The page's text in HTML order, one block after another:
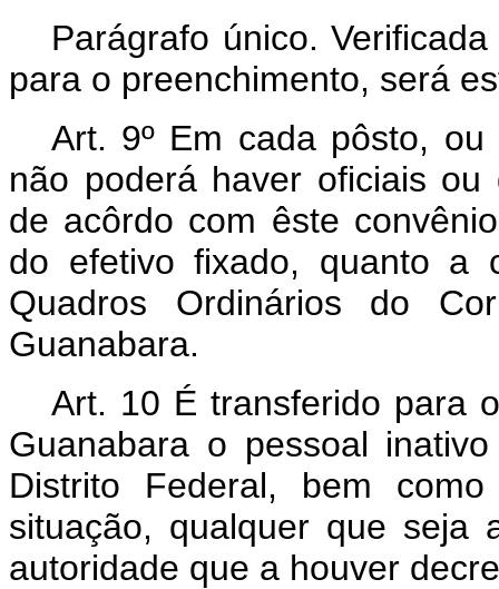
Parágrafo único.
para o preenchimento, será
Art. 9º Em cada pôsto, ou
não poderá haver oficiais ou
de acôrdo com êste
do efetivo fixado, quanto a
Quadros Ordinários do
Guanabara.
Art. 10 É transferido para
Guanabara o pessoal
Distrito Federal, bem
situação, qualquer que
autoridade que a houver